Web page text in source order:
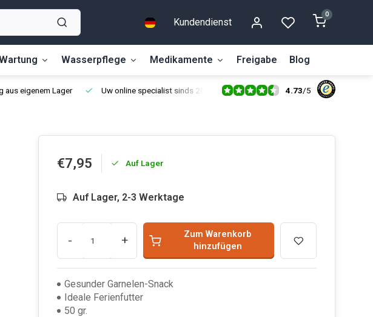
Kundendienst
0
Wasserpflege Medikamente Freigabe Blog
aus eigenem Lager Uw online specialist sinds 2014 4.73/5
€7,95 Auf Lager
Auf Lager, 2-3 Werktage
- +
Zum Warenkorb
hinzufügen
Gesunder Garnelen-Snack
Ideale Ferienfutter
50 gr.